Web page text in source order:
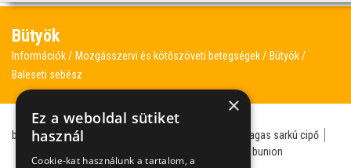
Bütyök
Információk Mozgásszervi és kötőszöveti betegségek
Bütyök
Baleseti sebész
bütyök sportsebész
magas sarkú cipő
bunion
×
Ez a weboldal sütiket
használ
Cookie-kat használunk a tartalom, a